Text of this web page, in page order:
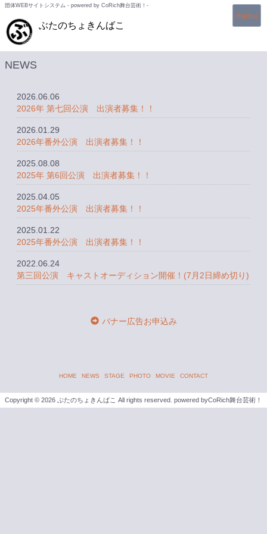
団体WEBサイトシステム - powered by CoRich舞台芸術！-
ぶたのちょきんばこ
T
o
g
menu
NEWS
2026.06.06
2026年 第七回公演 出演者募集！！
2026.01.29
2026年番外公演 出演者募集！！
2025.08.08
2025年 第6回公演 出演者募集！！
2025.04.05
2025年番外公演 出演者募集！！
2025.01.22
2025年番外公演 出演者募集！！
2022.06.24
第三回公演 キャストオーディション開催！(7月2日締め切り)
バナー広告お申込み
HOME NEWS STAGE PHOTO MOVIE CONTACT
Copyright © 2026 ぶたのちょきんばこ All rights reserved. powered byCoRich舞台芸術！